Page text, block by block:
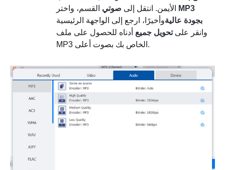
الأيمن. انتقل إلى صوتي
MP3
بجودة عاليةوأخيرًا، ارجع إلى الواجهة الرئيسية
وانقر علىتحويل جميع أدناه للحصول على ملف
MP3 الخاص بك بصوت أعلى.